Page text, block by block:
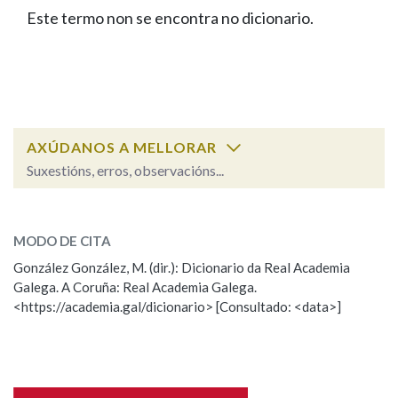
FIGURAS HOMENAXEADAS
PORTAL DAS PALABRAS
Facebook
TwitterYoutubeInstagram
Bluesky
BUSCAR NOS LEMAS
Remata por
BUSCAR NO CONTIDO
Nas definicións
Este termo non se encontra no dicionario.
AXÚDANOS A MELLORAR
Suxestións, erros, observacións...
Observación
Nome
MODO DE CITA
González González, M. (dir.): Dicionario da Real Academia
Galega. A Coruña: Real Academia Galega.
<https://academia.gal/dicionario> [Consultado: <data>]